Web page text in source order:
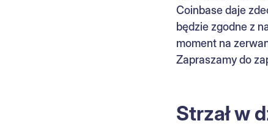
Coinbase daje
będzie zgodne z
moment na
Zapraszamy do
Strzał w